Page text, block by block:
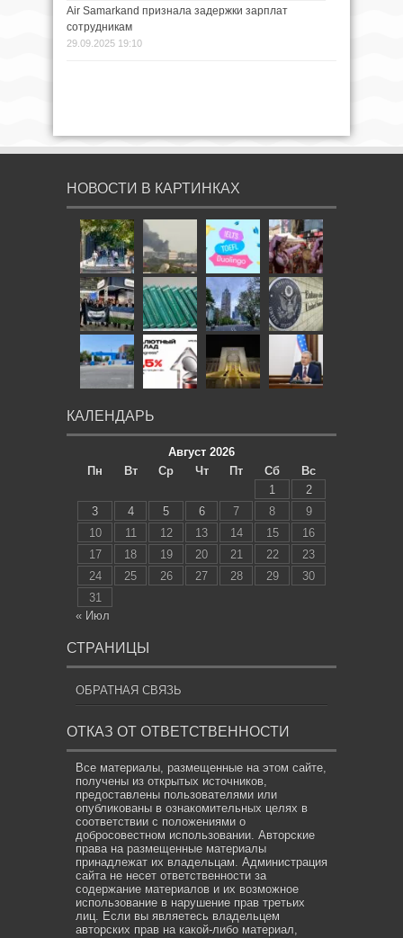
Air Samarkand признала задержки зарплат
сотрудникам
29.09.2025 19:10
НОВОСТИ В КАРТИНКАХ
КАЛЕНДАРЬ
Август 2026
Пн
Вт Ср Чт Пт Сб
Вс
1
2
3
4 5 6 7 8
9
10
11 12 13 14 15
16
17
18 19 20 21 22
23
24
25 26 27 28 29
30
31
« Июл
СТРАНИЦЫ
ОБРАТНАЯ СВЯЗЬ
ОТКАЗ ОТ ОТВЕТСТВЕННОСТИ
Все материалы, размещенные на этом сайте,
получены из открытых источников,
предоставлены пользователями или
опубликованы в ознакомительных целях в
соответствии с положениями о
добросовестном использовании. Авторские
права на размещенные материалы
принадлежат их владельцам. Администрация
сайта не несет ответственности за
содержание материалов и их возможное
использование в нарушение прав третьих
лиц. Если вы являетесь владельцем
авторских прав на какой-либо материал,